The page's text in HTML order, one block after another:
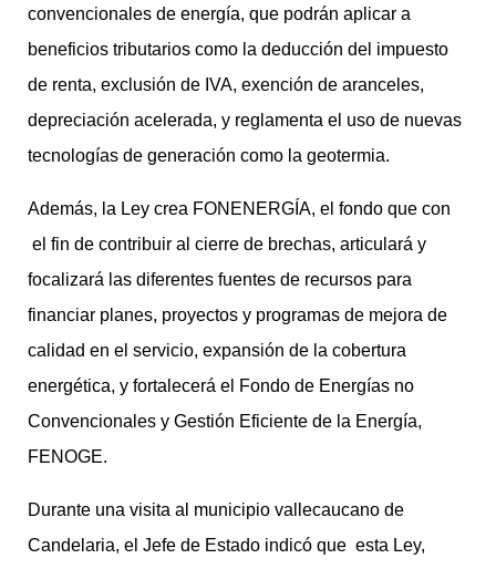
convencionales de energía, que podrán aplicar a
beneficios tributarios como la deducción del impuesto
de renta, exclusión de IVA, exención de aranceles,
depreciación acelerada, y reglamenta el uso de nuevas
tecnologías de generación como la geotermia.
Además, la Ley crea FONENERGÍA, el fondo que con
el fin de contribuir al cierre de brechas, articulará y
focalizará las diferentes fuentes de recursos para
financiar planes, proyectos y programas de mejora de
calidad en el servicio, expansión de la cobertura
energética, y fortalecerá el Fondo de Energías no
Convencionales y Gestión Eficiente de la Energía,
FENOGE.
Durante una visita al municipio vallecaucano de
Candelaria, el Jefe de Estado indicó que esta Ley,